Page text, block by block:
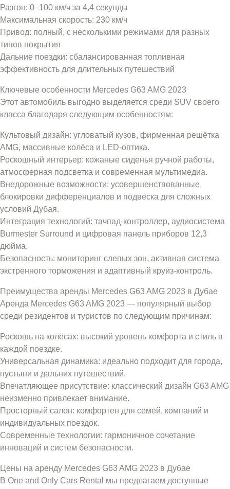
Разгон: 0–100 км/ч за 4,4 секунды
Максимальная скорость: 230 км/ч
Привод: полный, с несколькими режимами для разных
типов покрытия
Дальние поездки: сбалансированная топливная
эффективность для длительных путешествий
Ключевые особенности Mercedes G63 AMG 2023
Этот автомобиль выгодно выделяется среди SUV своего
класса благодаря следующим особенностям:
Культовый дизайн: угловатый кузов, фирменная решётка
AMG, массивные колёса и LED-оптика.
Роскошный интерьер: кожаные сиденья ручной работы,
атмосферная подсветка и современная мультимедиа.
Внедорожные возможности: усовершенствованные
блокировки дифференциалов и подвеска для сложных
условий Дубая.
Интеграция технологий: тачпад-контроллер, аудиосистема
Burmester Surround и цифровая панель приборов 12,3
дюйма.
Безопасность: мониторинг слепых зон, активная система
экстренного торможения и адаптивный круиз-контроль.
Преимущества аренды Mercedes G63 AMG 2023 в Дубае
Аренда Mercedes G63 AMG 2023 — популярный выбор
среди резидентов и туристов по следующим причинам:
Роскошь на колёсах: высокий уровень комфорта и стиль в
каждой поездке.
Универсальная динамика: идеально подходит для города,
пустыни и дальних путешествий.
Впечатляющее присутствие: классический дизайн G63 AMG
неизменно привлекает внимание.
Просторный салон: комфортен для семей, компаний и
индивидуальных поездок.
Современные технологии: гармоничное сочетание
инноваций и систем безопасности.
Цены на аренду Mercedes G63 AMG 2023 в Дубае
В One and Only Cars Rental мы предлагаем доступные